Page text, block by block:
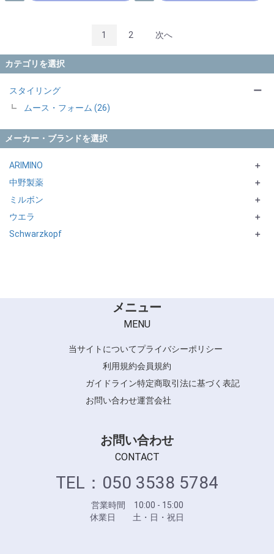
カテゴリを選択
スタイリング
ムース・フォーム (26)
ー
メーカー・ブランドを選択
ARIMINO
SPICE
STYLE CLUB
＋
中野製薬
HAIR FRESH
Proist
MODENICA
＋
ミルボン
PREJUME シリーズ
jemile fran シリーズ
＋
ウエラ
EIMI
＋
Schwarzkopf
＋
1 2 次へ
メニュー
MENU
当サイトについてプライバシーポリシー
利用規約会員規約
ガイドライン特定商取引法に基づく表記
お問い合わせ運営会社
お問い合わせ
CONTACT
TEL：050 3538 5784
営業時間 10:00 - 15:00
休業日 土・日・祝日